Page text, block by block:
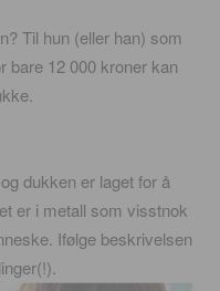
Til hun (eller han) som
bare 12 000 kroner kan
dukken er laget for å
er i metall som visstnok
Ifølge beskrivelsen